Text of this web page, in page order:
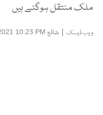
ملک منتقل ہوگئے ہیں
ویب ڈیسک | شائع 10:23 PM